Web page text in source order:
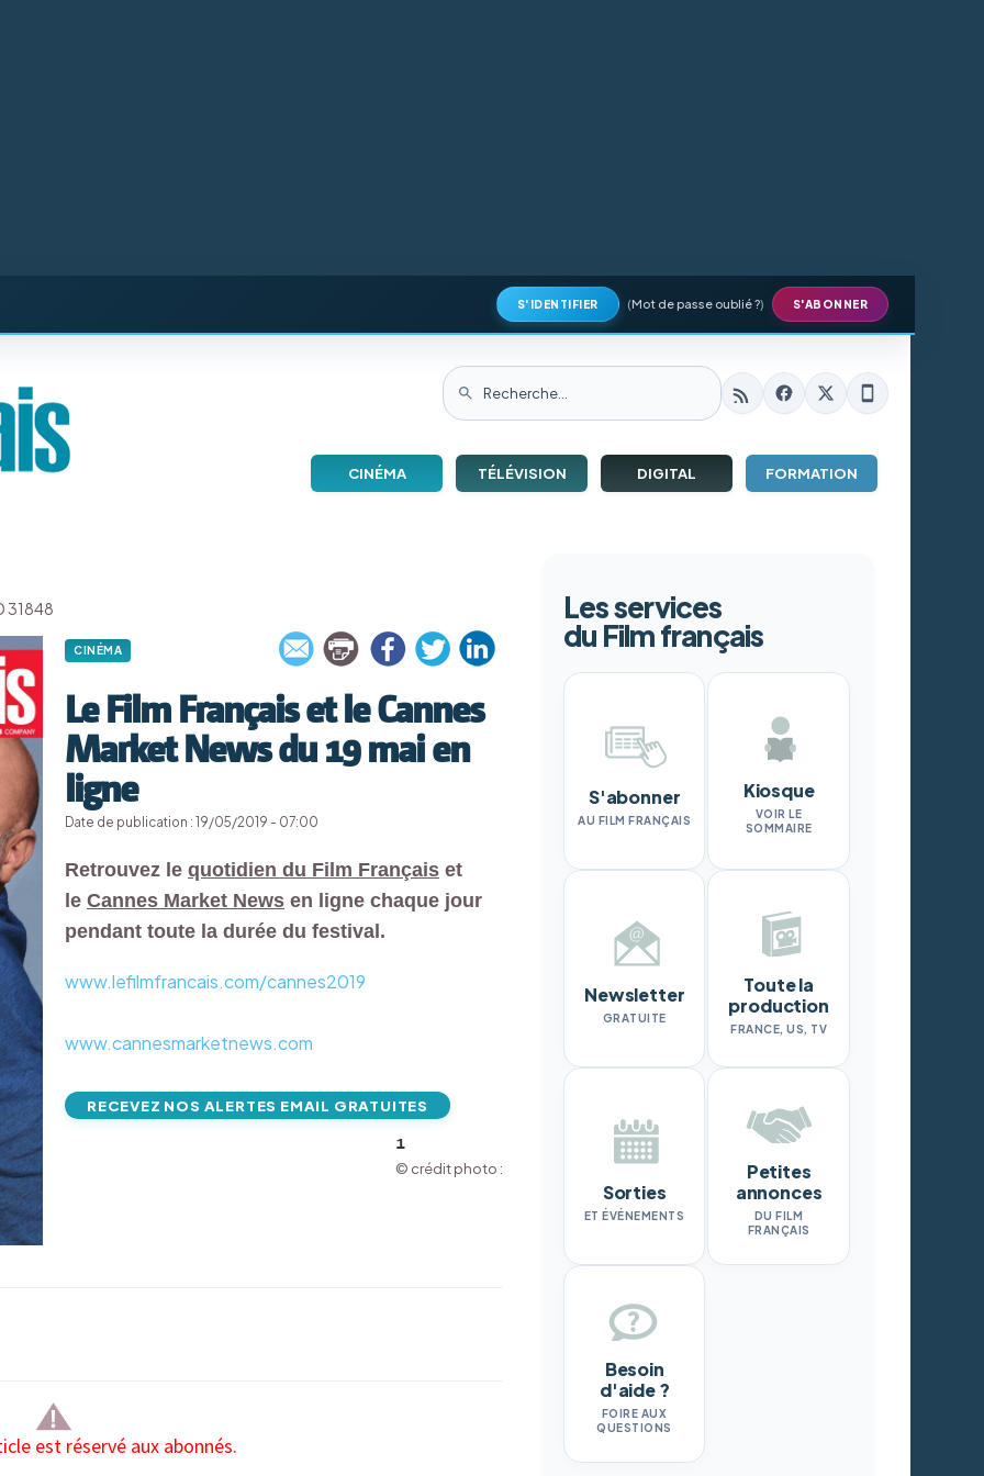
S'IDENTIFIER (Mot de passe oublié ?) S'ABONNER
CINÉMA TÉLÉVISION DIGITAL FORMATION
31848
CINÉMA
Le Film Français et le Cannes
Market News du 19 mai en
ligne
Date de publication : 19/05/2019 - 07:00
Retrouvez le quotidien du Film Français et
le Cannes Market News en ligne chaque jour
pendant toute la durée du festival.
www.lefilmfrancais.com/cannes2019
www.cannesmarketnews.com
RECEVEZ NOS ALERTES EMAIL GRATUITES
1
© crédit photo :
est réservé aux abonnés.
Les services
du Film français
S'abonner
AU FILM FRANÇAIS
Kiosque
VOIR LE
SOMMAIRE
Newsletter
GRATUITE
Toute la
production
FRANCE, US, TV
Sorties
ET ÉVÉNEMENTS
Petites
annonces
DU FILM
FRANÇAIS
Besoin
d'aide ?
FOIRE AUX
QUESTIONS